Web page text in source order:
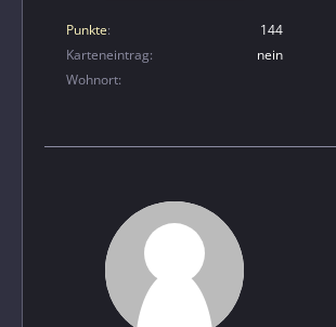
Punkte
144
Karteneintrag
nein
Wohnort